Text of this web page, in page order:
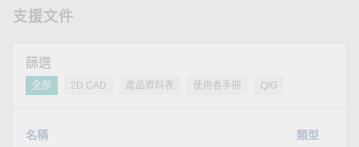
支援文件
篩選
全部 2D CAD 產品資料表 使用者手冊 QIG
名稱 類型